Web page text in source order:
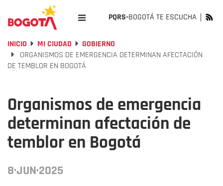
PQRS-BOGOTÁ TE ESCUCHA
INICIO MI CIUDAD
GOBIERNO
ORGANISMOS DE EMERGENCIA DETERMINAN AFECTACIÓN
DE TEMBLOR EN BOGOTÁ
Organismos de emergencia
determinan afectación de
temblor en Bogotá
8·JUN·2025